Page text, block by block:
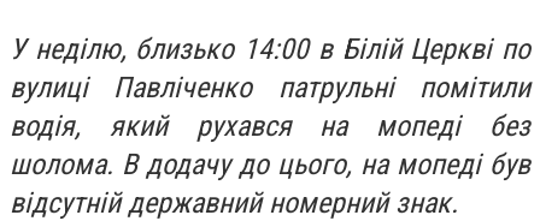
У неділю, близько 14:00 в Білій Церкві по
вулиці Павліченко патрульні помітили
водія, який рухався на мопеді без
шолома. В додачу до цього, на мопеді був
відсутній державний номерний знак.